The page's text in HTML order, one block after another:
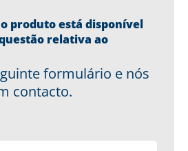
o produto está disponível
relativa ao
formulário e nós
contacto.